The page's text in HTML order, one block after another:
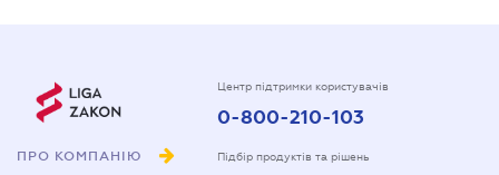
ПРО КОМПАНІЮ
Центр підтримки користувачів
0-800-210-103
Підбір продуктів та рішень